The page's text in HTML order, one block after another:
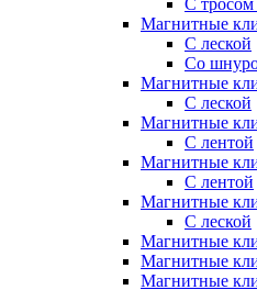
Магнитные
С леской
Со
Магнитные
С леской
Магнитные
С лентой
Магнитные
С лентой
Магнитные
С леской
Магнитные
Магнитные
Магнитные